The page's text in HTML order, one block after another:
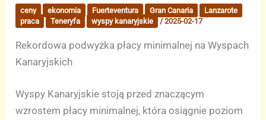
ceny ekonomia Fuerteventura Gran Canaria
Lanzarote
praca
Teneryfa wyspy kanaryjskie /2025-02-17
Rekordowa podwyżka płacy minimalnej na Wyspach
Kanaryjskich
Wyspy Kanaryjskie stoją przed znaczącym
wzrostem płacy minimalnej, która osiągnie poziom